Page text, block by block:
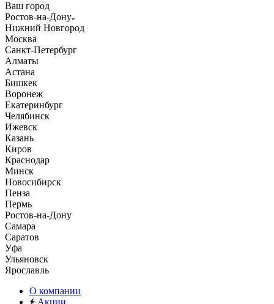
Ваш город
Ростов-на-Дону
Нижний Новгород
Москва
Санкт-Петербург
Алматы
Астана
Бишкек
Воронеж
Екатеринбург
Челябинск
Ижевск
Казань
Киров
Краснодар
Минск
Новосибирск
Пенза
Пермь
Ростов-на-Дону
Самара
Саратов
Уфа
Ульяновск
Ярославль
О компании
Акции